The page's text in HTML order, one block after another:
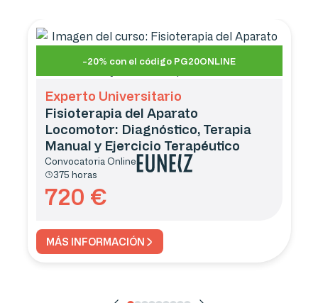
-20% con el código PG20ONLINE
Experto Universitario
Fisioterapia del Aparato
Locomotor: Diagnóstico, Terapia
Manual y Ejercicio Terapéutico
Convocatoria Online
375 horas
720 €
MÁS INFORMACIÓN